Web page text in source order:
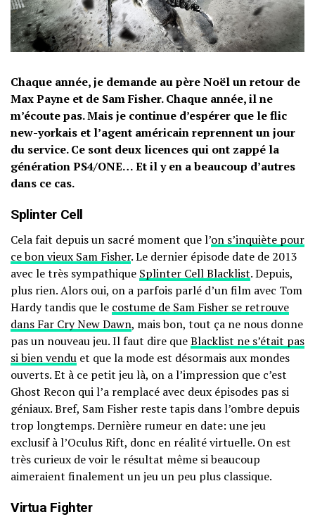
Chaque année, je demande au père Noël un retour de
Max Payne et de Sam Fisher. Chaque année, il ne
m’écoute pas. Mais je continue d’espérer que le flic
new-yorkais et l’agent américain reprennent un jour
du service. Ce sont deux licences qui ont zappé la
génération PS4/ONE… Et il y en a beaucoup d’autres
dans ce cas.
Splinter Cell
Cela fait depuis un sacré moment que l’on s’inquiète pour
ce bon vieux Sam Fisher. Le dernier épisode date de 2013
avec le très sympathique Splinter Cell Blacklist. Depuis,
plus rien. Alors oui, on a parfois parlé d’un film avec Tom
Hardy tandis que le costume de Sam Fisher se retrouve
dans Far Cry New Dawn, mais bon, tout ça ne nous donne
pas un nouveau jeu. Il faut dire queBlacklist ne s’était pas
si bien vendu et que la mode est désormais aux mondes
ouverts. Et à ce petit jeu là, on a l’impression que c’est
Ghost Recon qui l’a remplacé avec deux épisodes pas si
géniaux. Bref, Sam Fisher reste tapis dans l’ombre depuis
trop longtemps. Dernière rumeur en date: une jeu
exclusif à l’Oculus Rift, donc en réalité virtuelle. On est
très curieux de voir le résultat même si beaucoup
aimeraient finalement un jeu un peu plus classique.
Virtua Fighter